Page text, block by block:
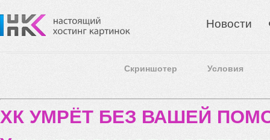
Новости
Скриншотер Условия
ХК УМРЁТ БЕЗ ВАШЕЙ